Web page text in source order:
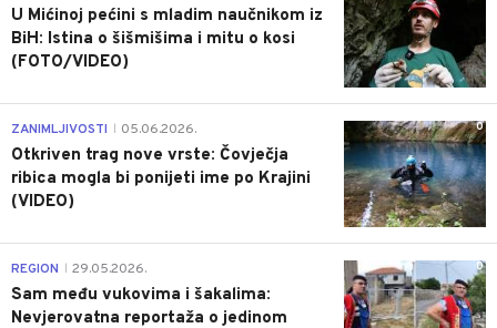
U Mićinoj pećini s mladim naučnikom iz
BiH: Istina o šišmišima i mitu o kosi
(FOTO/VIDEO)
0
ZANIMLJIVOSTI 05.06.2026.
Otkriven trag nove vrste: Čovječja
ribica mogla bi ponijeti ime po Krajini
(VIDEO)
0
REGION 29.05.2026.
Sam među vukovima i šakalima:
Nevjerovatna reportaža o jedinom